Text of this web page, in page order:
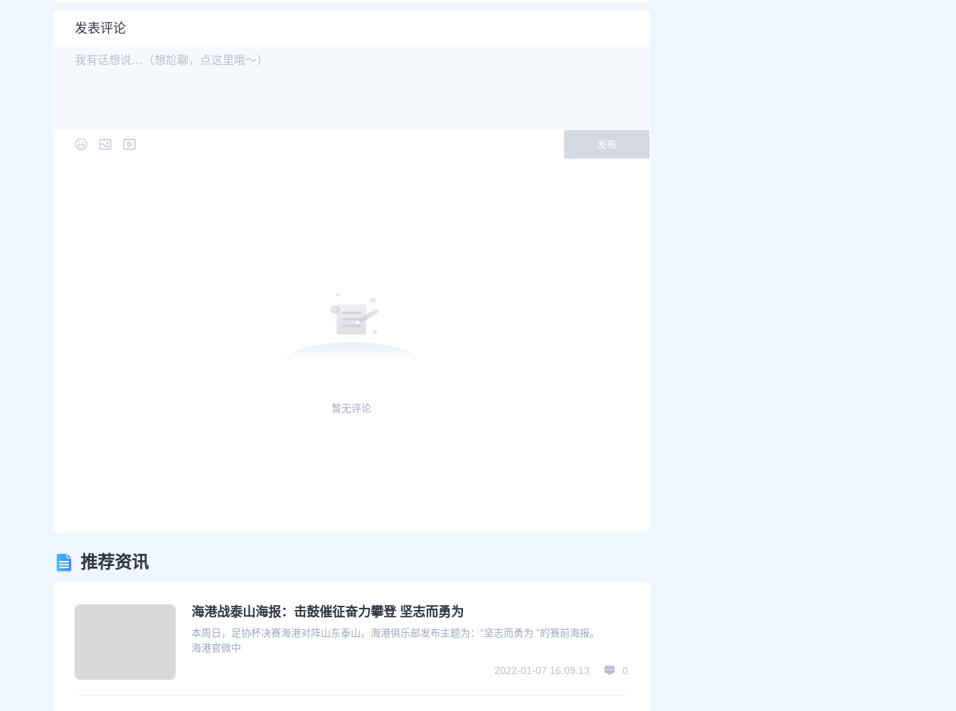
发表评论
发布
暂无评论
推荐资讯
海港战泰山海报：击鼓催征奋力攀登 坚志而勇为
本周日，足协杯决赛海港对阵山东泰山。海港俱乐部发布主题为：“坚志而勇为 ”的赛前海报。
海港官微中
2022-01-07 16:09:13
0